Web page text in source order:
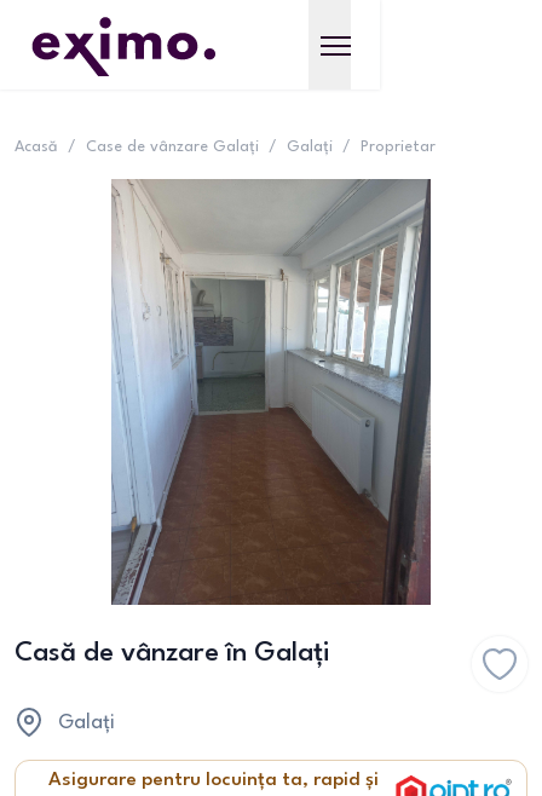
Acasă / Case de vânzare Galați / Galați / Proprietar
Casă de vânzare în Galați
Galați
Asigurare pentru locuința ta, rapid și